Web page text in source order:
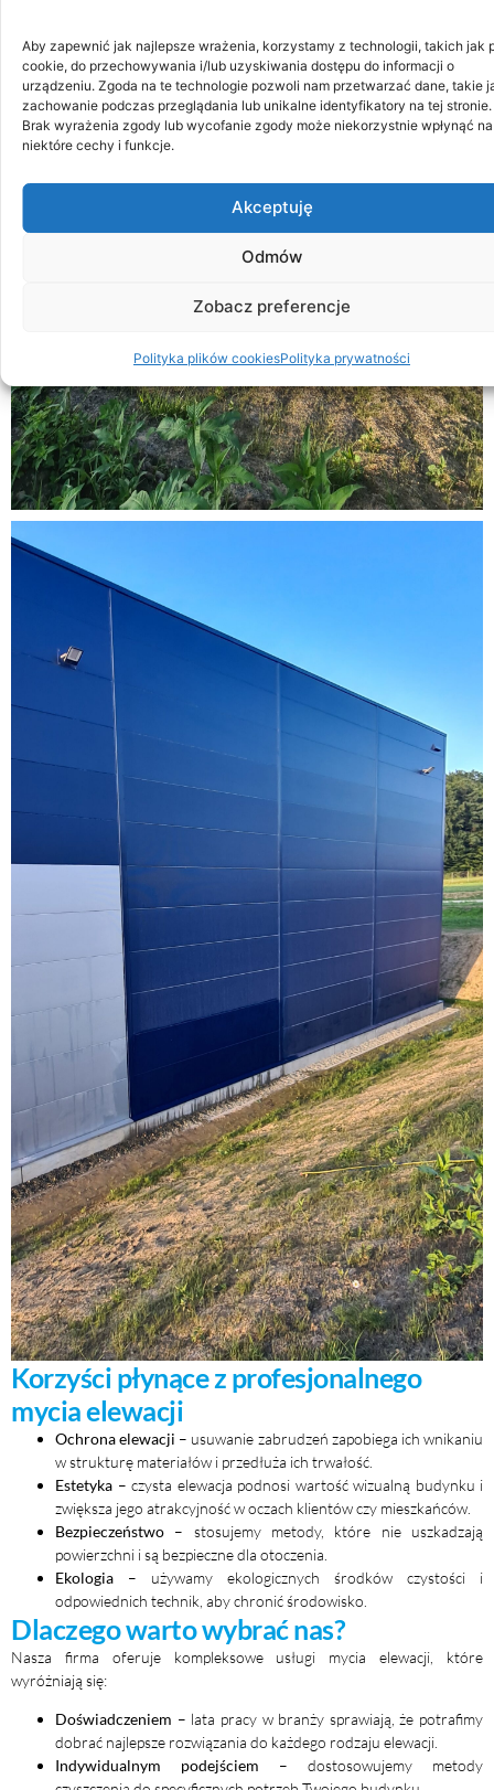
Aby zapewnić jak najlepsze wrażenia, korzystamy z technologii, takich jak
cookie, do przechowywania i/lub uzyskiwania dostępu do informacji o
urządzeniu. Zgoda na te technologie pozwoli nam przetwarzać dane, takie
zachowanie podczas przeglądania lub unikalne identyfikatory na tej stronie.
Brak wyrażenia zgody lub wycofanie zgody może niekorzystnie wpłynąć na
niektóre cechy i funkcje.
Akceptuję
Odmów
Zobacz preferencje
Polityka plików cookiesPolityka prywatności
Korzyści płynące z profesjonalnego
mycia elewacji
Ochrona elewacji – usuwanie zabrudzeń zapobiega ich wnikaniu
w strukturę materiałów i przedłuża ich trwałość.
Estetyka – czysta elewacja podnosi wartość wizualną budynku i
zwiększa jego atrakcyjność w oczach klientów czy mieszkańców.
Bezpieczeństwo – stosujemy metody, które nie uszkadzają
powierzchni i są bezpieczne dla otoczenia.
Ekologia – używamy ekologicznych środków czystości i
odpowiednich technik, aby chronić środowisko.
Dlaczego warto wybrać nas?
Nasza firma oferuje kompleksowe usługi mycia elewacji, które
wyróżniają się:
Doświadczeniem – lata pracy w branży sprawiają, że potrafimy
dobrać najlepsze rozwiązania do każdego rodzaju elewacji.
Indywidualnym podejściem – dostosowujemy metody